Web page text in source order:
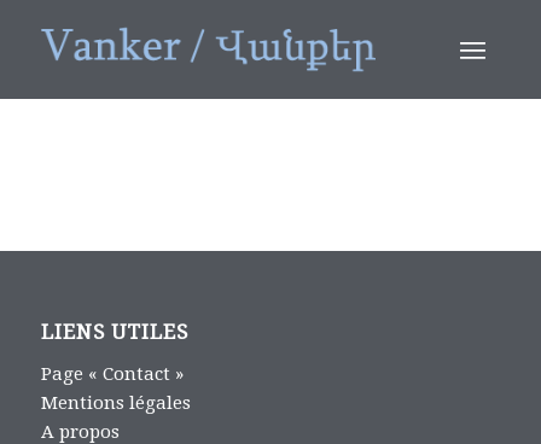
LIENS UTILES
Page « Contact »
Mentions légales
A propos